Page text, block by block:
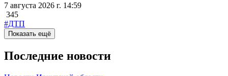
7 августа 2026 г. 14:59
345
#ДТП
Показать ещё
Последние новости